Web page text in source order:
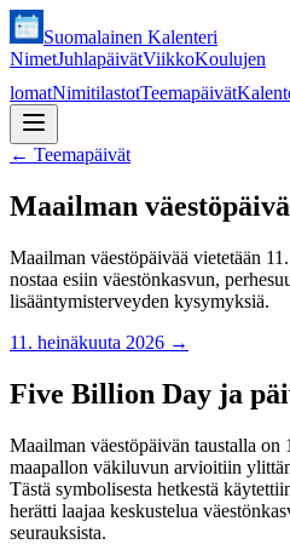
Suomalainen Kalenteri
NimetJuhlapäivätViikkoKoulujen
lomatNimitilastotTeemapäivät
← Teemapäivät
Maailman väestöpäivä
Maailman väestöpäivää vietetään
nostaa esiin väestönkasvun,
lisääntymisterveyden kysymyksiä.
11. heinäkuuta 2026 →
Five Billion Day ja
Maailman väestöpäivän taustalla
maapallon väkiluvun arvioitiin
Tästä symbolisesta hetkestä
herätti laajaa keskustelua
seurauksista.